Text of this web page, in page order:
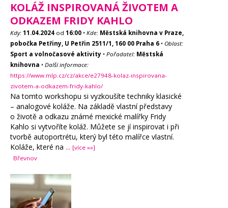
KOLÁŽ INSPIROVANÁ ŽIVOTEM A
ODKAZEM FRIDY KAHLO
Kdy: 11.04.2024 od 16:00 • Kde: Městská knihovna v Praze,
pobočka Petřiny, U Petřin 2511/1, 160 00 Praha 6 • Oblast:
Sport a volnočasové aktivity • Pořadatel: Městská
knihovna • Další informace:
https://www.mlp.cz/cz/akce/e27948-kolaz-inspirovana-
zivotem-a-odkazem-fridy-kahlo/
Na tomto workshopu si vyzkoušíte techniky klasické
– analogové koláže. Na základě vlastní představy
o životě a odkazu známé mexické malířky Fridy
Kahlo si vytvoříte koláž. Můžete se jí inspirovat i při
tvorbě autoportrétu, který byl této malířce vlastní.
Koláže, které na ... [více »»]
Břevnov